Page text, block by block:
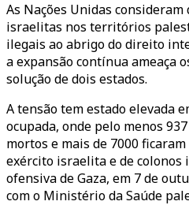
As Nações Unidas
israelitas nos territórios
ilegais ao abrigo do direito
a expansão contínua ameaça
solução de dois estados.
A tensão tem estado elevada
ocupada, onde pelo menos
mortos e mais de 7000
exército israelita e de colonos
ofensiva de Gaza, em 7 de
com o Ministério da Saúde